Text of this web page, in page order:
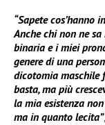
“Sapete cos’hanno
Anche chi non ne
binaria e i miei
genere di una
dicotomia maschile
basta, ma più
la mia esistenza
ma in quanto lecita”